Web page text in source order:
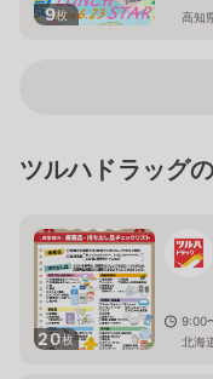
9枚 高知
ツルハドラッグ
20枚
9:00
北海